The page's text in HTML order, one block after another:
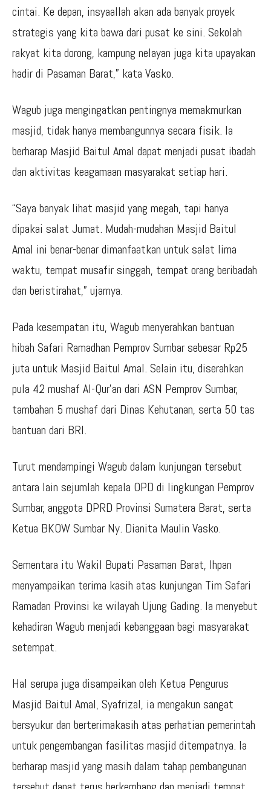
cintai. Ke depan, insyaallah akan ada banyak proyek
strategis yang kita bawa dari pusat ke sini. Sekolah
rakyat kita dorong, kampung nelayan juga kita upayakan
hadir di Pasaman Barat,” kata Vasko.
Wagub juga mengingatkan pentingnya memakmurkan
masjid, tidak hanya membangunnya secara fisik. Ia
berharap Masjid Baitul Amal dapat menjadi pusat ibadah
dan aktivitas keagamaan masyarakat setiap hari.
“Saya banyak lihat masjid yang megah, tapi hanya
dipakai salat Jumat. Mudah-mudahan Masjid Baitul
Amal ini benar-benar dimanfaatkan untuk salat lima
waktu, tempat musafir singgah, tempat orang beribadah
dan beristirahat,” ujarnya.
Pada kesempatan itu, Wagub menyerahkan bantuan
hibah Safari Ramadhan Pemprov Sumbar sebesar Rp25
juta untuk Masjid Baitul Amal. Selain itu, diserahkan
pula 42 mushaf Al-Qur’an dari ASN Pemprov Sumbar,
tambahan 5 mushaf dari Dinas Kehutanan, serta 50 tas
bantuan dari BRI.
Turut mendampingi Wagub dalam kunjungan tersebut
antara lain sejumlah kepala OPD di lingkungan Pemprov
Sumbar, anggota DPRD Provinsi Sumatera Barat, serta
Ketua BKOW Sumbar Ny. Dianita Maulin Vasko.
Sementara itu Wakil Bupati Pasaman Barat, Ihpan
menyampaikan terima kasih atas kunjungan Tim Safari
Ramadan Provinsi ke wilayah Ujung Gading. Ia menyebut
kehadiran Wagub menjadi kebanggaan bagi masyarakat
setempat.
Hal serupa juga disampaikan oleh Ketua Pengurus
Masjid Baitul Amal, Syafrizal, ia mengakun sangat
bersyukur dan berterimakasih atas perhatian pemerintah
untuk pengembangan fasilitas masjid ditempatnya. Ia
berharap masjid yang masih dalam tahap pembangunan